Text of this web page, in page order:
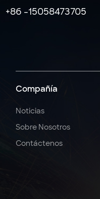
+86 -15058473705
Compañía
Noticias
Sobre Nosotros
Contáctenos